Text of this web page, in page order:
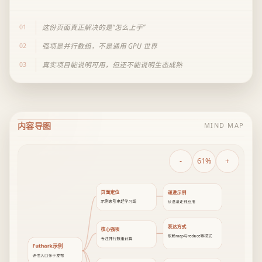
01 这份页面真正解决的是“怎么上手”
02 强项是并行数组，不是通用 GPU 世界
03 真实项目能说明可用，但还不能说明生态成熟
内容导图 MIND MAP
- 61% +
Futhark示例
评估入口多于发布
页面定位
示例索引串起学习线
递进示例
从语法走到应用
核心强项
专注并行数组计算
表达方式
依赖map与reduce等模式